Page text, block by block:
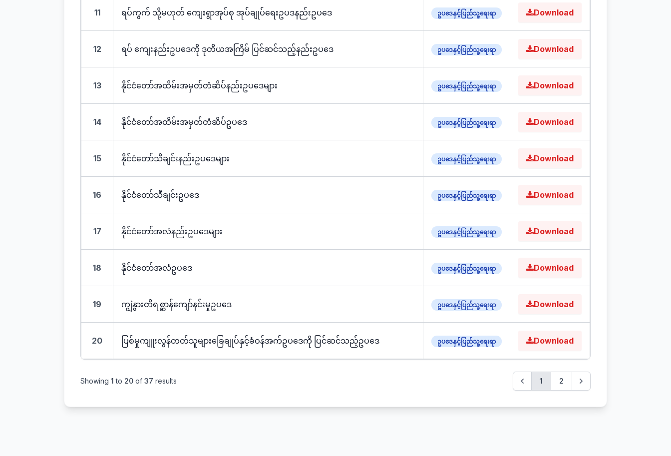
11 ရပ်ကွက် သို့မဟုတ် ကျေးရွာအုပ်စု အုပ်ချုပ်ရေးဥပဒနည်းဥပဒေ ဥပဒေနှင့်ပြည်သူ့ရေးရာ Download
12 ရပ် ကျေးနည်းဥပဒေကို ဒုတိယအကြိမ် ပြင်ဆင်သည့်နည်းဥပဒေ ဥပဒေနှင့်ပြည်သူ့ရေးရာ Download
13 နိုင်ငံတော်အထိမ်းအမှတ်တံဆိပ်နည်းဥပဒေများ ဥပဒေနှင့်ပြည်သူ့ရေးရာ Download
14 နိုင်ငံတော်အထိမ်းအမှတ်တံဆိပ်ဥပဒေ ဥပဒေနှင့်ပြည်သူ့ရေးရာ Download
15 နိုင်ငံတော်သီချင်းနည်းဥပဒေများ ဥပဒေနှင့်ပြည်သူ့ရေးရာ Download
16 နိုင်ငံတော်သီချင်းဥပဒေ ဥပဒေနှင့်ပြည်သူ့ရေးရာ Download
17 နိုင်ငံတော်အလံနည်းဥပဒေများ ဥပဒေနှင့်ပြည်သူ့ရေးရာ Download
18 နိုင်ငံတော်အလံဥပဒေ ဥပဒေနှင့်ပြည်သူ့ရေးရာ Download
19 ကျွဲနွားတိရစ္ဆာန်ကျော်နင်းမှုဥပဒေ ဥပဒေနှင့်ပြည်သူ့ရေးရာ Download
20 ပြစ်မှုကျူးလွန်တတ်သူများခြေချုပ်နှင့်ခံဝန်အက်ဥပဒေကို ပြင်ဆင်သည့်ဥပဒေ ဥပဒေနှင့်ပြည်သူ့ရေးရာ Download
Showing 1 to 20 of 37 results 1 2